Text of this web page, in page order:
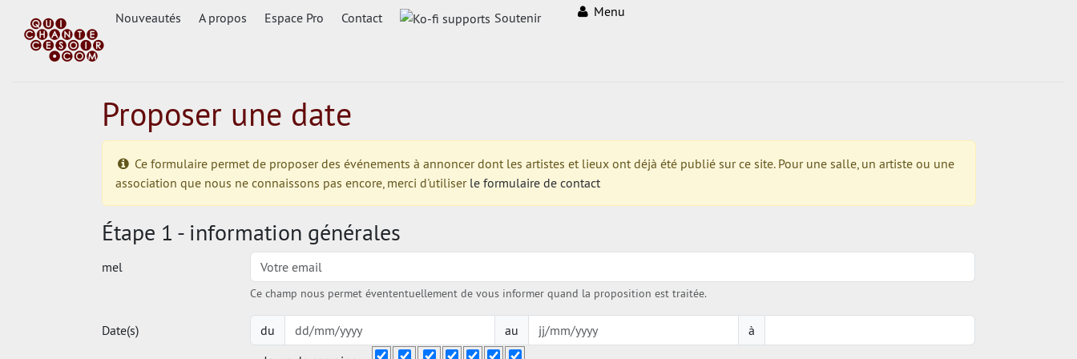
Nouveautés A propos Espace Pro Contact Soutenir Menu
Proposer une date
Ce formulaire permet de proposer des événements à annoncer dont les artistes et lieux ont déjà été publié sur ce site. Pour une salle, un artiste ou une
association que nous ne connaissons pas encore, merci d'utiliser le formulaire de contact
Étape 1 - information générales
mel
Ce champ nous permet évententuellement de vous informer quand la proposition est traitée.
Date(s) du au
à